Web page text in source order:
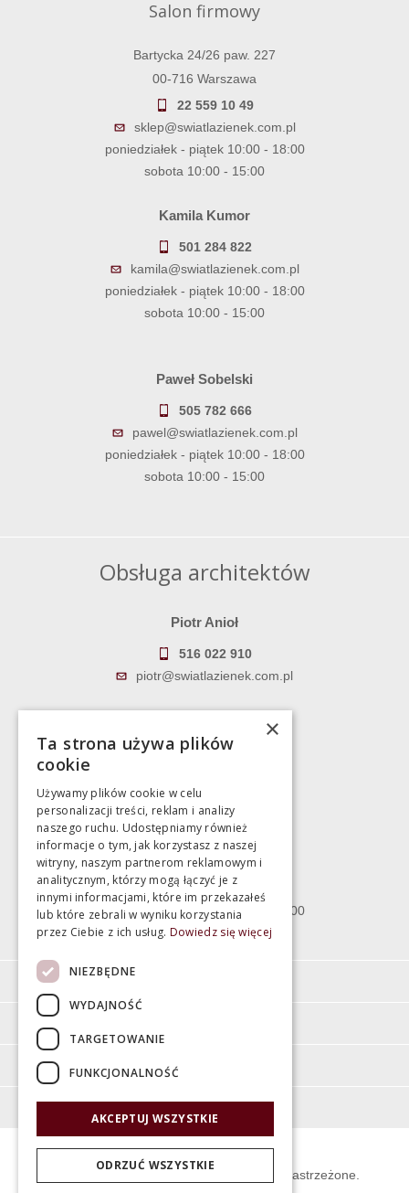
Salon firmowy
Bartycka 24/26 paw. 227
00-716 Warszawa
22 559 10 49
sklep@swiatlazienek.com.pl
poniedziałek - piątek 10:00 - 18:00
sobota 10:00 - 15:00
Kamila Kumor
501 284 822
kamila@swiatlazienek.com.pl
poniedziałek - piątek 10:00 - 18:00
sobota 10:00 - 15:00
Paweł Sobelski
505 782 666
pawel@swiatlazienek.com.pl
poniedziałek - piątek 10:00 - 18:00
sobota 10:00 - 15:00
Obsługa architektów
Piotr Anioł
516 022 910
piotr@swiatlazienek.com.pl
783 043 083
Magazyn
Bartycka 24/26 Hala 100
00-716 Warszawa
poniedziałek - piątek 10:00 - 18:00
sobota 10:00 - 15:00
Moje konto
O firmie
© Świat Łazienek XXI w. Wszelkie prawa zastrzeżone.
×
Ta strona używa plików
cookie
Używamy plików cookie w celu
personalizacji treści, reklam i analizy
naszego ruchu. Udostępniamy również
informacje o tym, jak korzystasz z naszej
witryny, naszym partnerom reklamowym i
analitycznym, którzy mogą łączyć je z
innymi informacjami, które im przekazałeś
lub które zebrali w wyniku korzystania
przez Ciebie z ich usług. Dowiedz się więcej
NIEZBĘDNE
WYDAJNOŚĆ
TARGETOWANIE
FUNKCJONALNOŚĆ
AKCEPTUJ WSZYSTKIE
ODRZUĆ WSZYSTKIE